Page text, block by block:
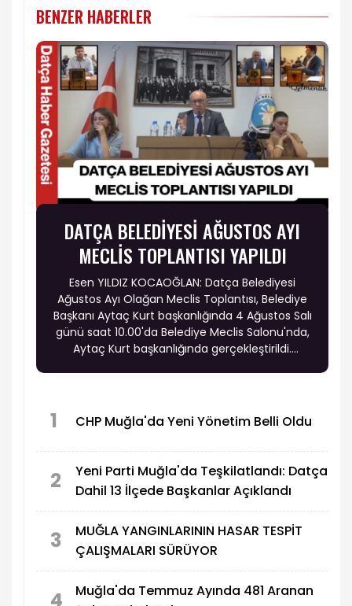
BENZER HABERLER
DATÇA BELEDİYESİ AĞUSTOS AYI
MECLİS TOPLANTISI YAPILDI
Esen YILDIZ KOCAOĞLAN: Datça Belediyesi
Ağustos Ayı Olağan Meclis Toplantısı, Belediye
Başkanı Aytaç Kurt başkanlığında 4 Ağustos Salı
günü saat 10.00'da Belediye Meclis Salonu'nda,
Aytaç Kurt başkanlığında gerçekleştirildi.
1 CHP Muğla'da Yeni Yönetim Belli Oldu
2
Yeni Parti Muğla'da Teşkilatlandı: Datça
Dahil 13 İlçede Başkanlar Açıklandı
3
MUĞLA YANGINLARININ HASAR TESPİT
ÇALIŞMALARI SÜRÜYOR
4
Muğla'da Temmuz Ayında 481 Aranan